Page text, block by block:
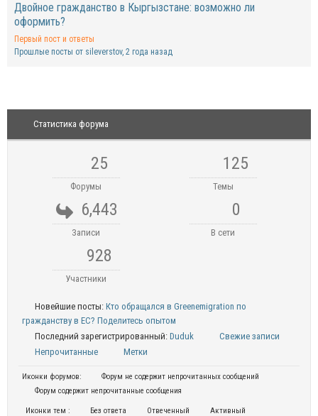
Двойное гражданство в Кыргызстане: возможно ли
оформить?
Первый пост и ответы
Прошлые посты от sileverstov, 2 года назад
Статистика форума
25
Форумы
125
Темы
6,443
Записи
0
В сети
928
Участники
Новейшие посты: Кто обращался в Greenemigration по
гражданству в ЕС? Поделитесь опытом
Последний зарегистрированный: Duduk
Свежие записи
Непрочитанные
Метки
Иконки форумов:
Форум не содержит непрочитанных сообщений
Форум содержит непрочитанные сообщения
Иконки тем : Без ответа Отвеченный
Активный